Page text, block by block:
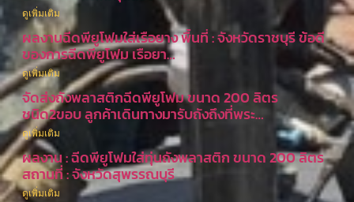
ดูเพิ่มเติม
ผลงานฉีดพียูโฟมใส่เรือยาง พื้นที่ : จังหวัดราชบุรี ข้อดี
ของการฉีดพียูโฟม เรือยา…
ดูเพิ่มเติม
จัดส่งถังพลาสติกฉีดพียูโฟม ขนาด 200 ลิตร
ชนิด2ขอบ ลูกค้าเดินทางมารับถังถึงที่พระ…
ดูเพิ่มเติม
ผลงาน : ฉีดพียูโฟมใส่ทุ่นถังพลาสติก ขนาด 200 ลิตร
สถานที่ : จังหวัดสุพรรณบุรี
ดูเพิ่มเติม